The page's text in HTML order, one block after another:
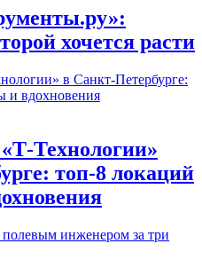
хочется расти
Технологии»
топ-8 локаций